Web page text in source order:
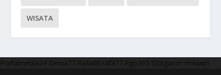
WISATA
Portalmedia24 Dewa77 Rafa88 rafa77 Rgo365 Slotgacor Hokiwin